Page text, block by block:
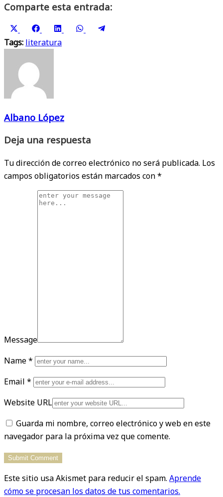
Comparte esta entrada:
Compartir
en
(Twitter)
Compartir
en
CompartirCompartir
Tags: literatura
Albano López
Deja una respuesta
Tu dirección de correo electrónico no será publicada. Los
campos obligatorios están marcados con*
Message
Name*
Email *
Website URL
Guarda mi nombre, correo electrónico y web en este
navegador para la próxima vez que comente.
Este sitio usa Akismet para reducir el spam. Aprende
cómo se procesan los datos de tus comentarios.